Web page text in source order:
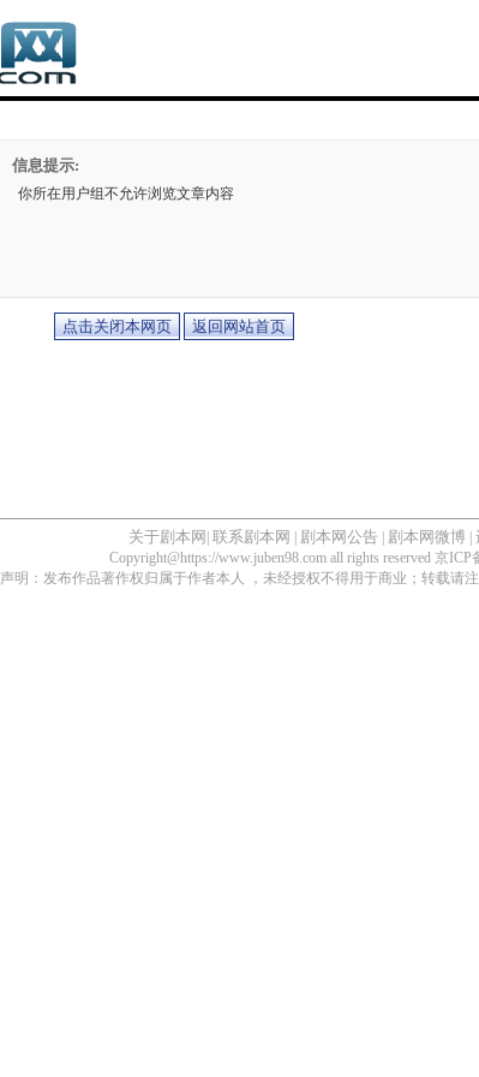
信息提示:
你所在用户组不允许浏览文章内容
关于剧本网 联系剧本网 剧本网公告 剧本网微博
Copyright@https://www.juben98.com all rights reserved 京ICP
声明：发布作品著作权归属于作者本人 ，未经授权不得用于商业；转载请